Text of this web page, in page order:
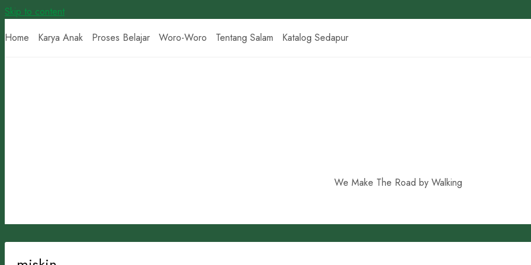
Skip to content
Home
Karya Anak Proses Belajar Woro-Woro Tentang Salam Katalog Sedapur
We Make The Road by Walking